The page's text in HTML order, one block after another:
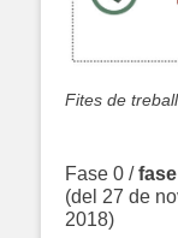
Fites de
Fase 0 /
(del 27 de
2018)